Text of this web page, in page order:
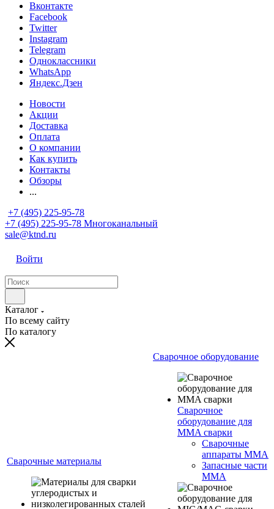
Вконтакте
Facebook
Twitter
Instagram
Telegram
Одноклассники
WhatsApp
Яндекс.Дзен
Новости
Акции
Доставка
Оплата
О компании
Как купить
Контакты
Обзоры
...
+7 (495) 225-95-78
+7 (495) 225-95-78 Многоканальный
sale@ktnd.ru
Войти
Каталог
По всему сайту
По каталогу
Сварочные материалы
Сварочное оборудование
Сварочное
оборудование для
MMA сварки
Сварочные
аппараты MMA
Запасные части
MMA